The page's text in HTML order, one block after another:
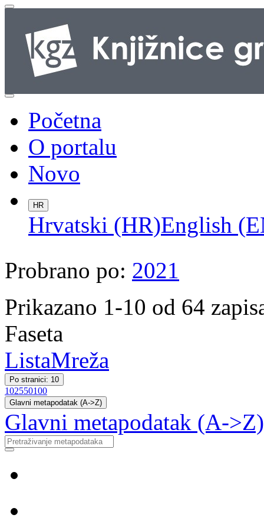
Početna
O portalu
Novo
HR
Hrvatski (HR)English
Probrano po: 2021
Prikazano 1-10 od 64
Faseta
ListaMreža
Po stranici: 10
102550100
Glavni metapodatak (A->Z)
Glavni metapodatak (A->Z)